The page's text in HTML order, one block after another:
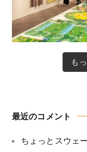
も
最近のコメント
ちょっとスウェ